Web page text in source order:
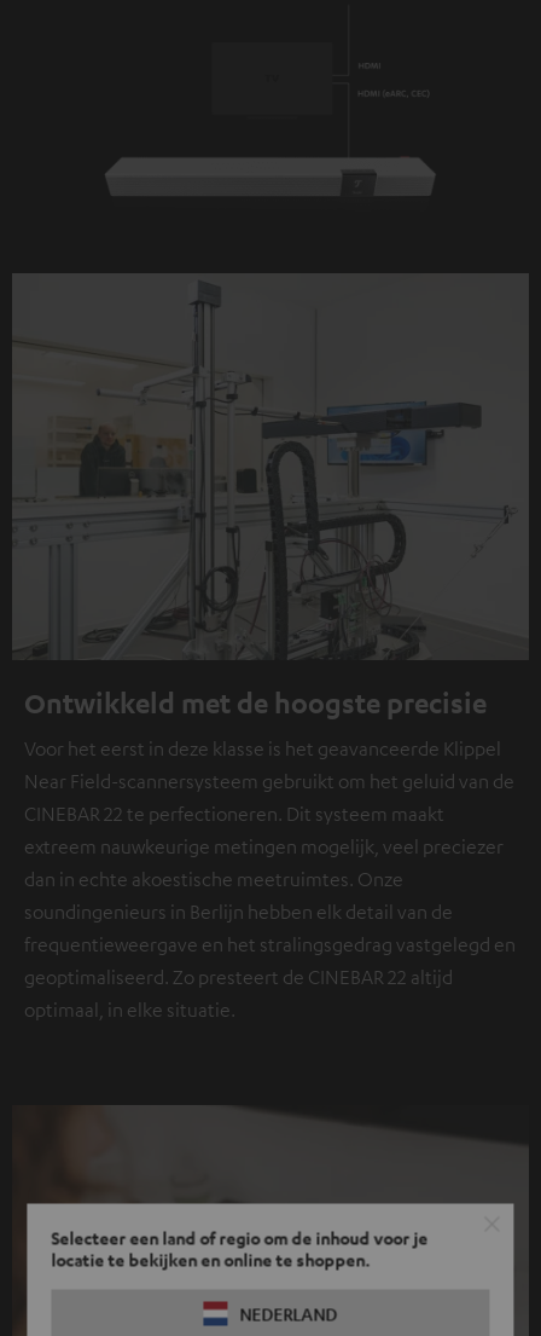
Selecteer een land of regio om de inhoud voor je
locatie te bekijken en online te shoppen.
NEDERLAND
Ontwikkeld met de hoogste precisie
Voor het eerst in deze klasse is het geavanceerde Klippel
Near Field-scannersysteem gebruikt om het geluid van de
CINEBAR 22 te perfectioneren. Dit systeem maakt
extreem nauwkeurige metingen mogelijk, veel preciezer
dan in echte akoestische meetruimtes. Onze
soundingenieurs in Berlijn hebben elk detail van de
frequentieweergave en het stralingsgedrag vastgelegd en
geoptimaliseerd. Zo presteert de CINEBAR 22 altijd
optimaal, in elke situatie.